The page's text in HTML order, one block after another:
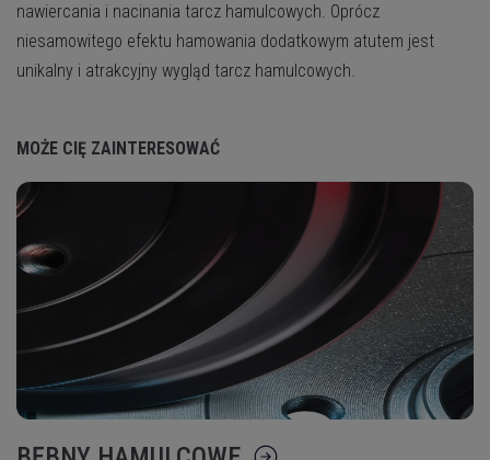
nawiercania i nacinania tarcz hamulcowych. Oprócz
niesamowitego efektu hamowania dodatkowym atutem jest
unikalny i atrakcyjny wygląd tarcz hamulcowych.
MOŻE CIĘ ZAINTERESOWAĆ